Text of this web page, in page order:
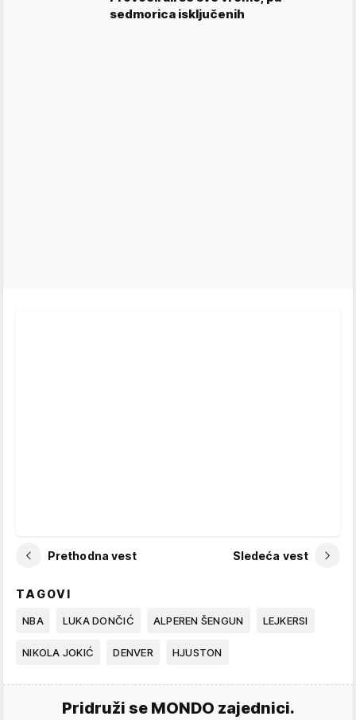
sedmorica isključenih
Prethodna vest Sledeća vest
TAGOVI
NBA LUKA DONČIĆ ALPEREN ŠENGUN LEJKERSI
NIKOLA JOKIĆ DENVER HJUSTON
Pridruži se MONDO zajednici.